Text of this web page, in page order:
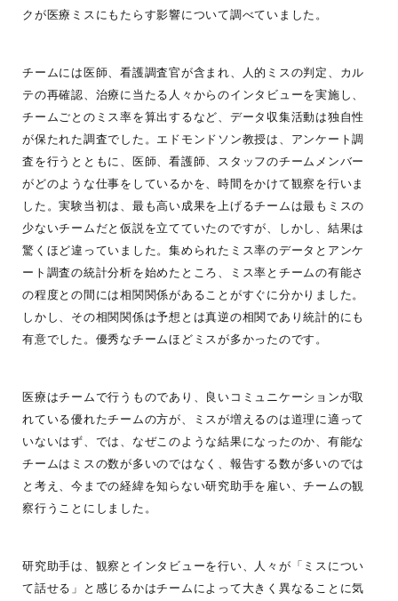
クが医療ミスにもたらす影響について調べていました。
チームには医師、看護調査官が含まれ、人的ミスの判定、カル
テの再確認、治療に当たる人々からのインタビューを実施し、
チームごとのミス率を算出するなど、データ収集活動は独自性
が保たれた調査でした。エドモンドソン教授は、アンケート調
査を行うとともに、医師、看護師、スタッフのチームメンバー
がどのような仕事をしているかを、時間をかけて観察を行いま
した。実験当初は、最も高い成果を上げるチームは最もミスの
少ないチームだと仮説を立てていたのですが、しかし、結果は
驚くほど違っていました。集められたミス率のデータとアンケ
ート調査の統計分析を始めたところ、ミス率とチームの有能さ
の程度との間には相関関係があることがすぐに分かりました。
しかし、その相関関係は予想とは真逆の相関であり統計的にも
有意でした。優秀なチームほどミスが多かったのです。
医療はチームで行うものであり、良いコミュニケーションが取
れている優れたチームの方が、ミスが増えるのは道理に適って
いないはず、では、なぜこのような結果になったのか、有能な
チームはミスの数が多いのではなく、報告する数が多いのでは
と考え、今までの経緯を知らない研究助手を雇い、チームの観
察行うことにしました。
研究助手は、観察とインタビューを行い、人々が「ミスについ
て話せる」と感じるかはチームによって大きく異なることに気